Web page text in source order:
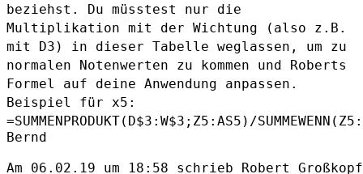
beziehst. Du müsstest nur die
Multiplikation mit der Wichtung (also z.B.
mit D3) in dieser Tabelle weglassen, um zu
normalen Notenwerten zu kommen und Roberts
Formel auf deine Anwendung anpassen.
Beispiel für x5:
=SUMMENPRODUKT(D$3:W$3;Z5:AS5)/
Bernd